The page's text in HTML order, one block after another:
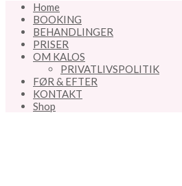
Home
BOOKING
BEHANDLINGER
PRISER
OM KALOS
PRIVATLIVSPOLITIK
FØR & EFTER
KONTAKT
Shop